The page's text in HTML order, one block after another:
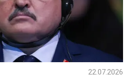
22.07.2026